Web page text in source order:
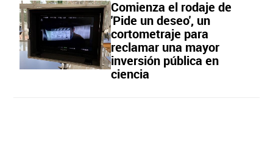
Comienza el rodaje de
'Pide un deseo', un
cortometraje para
reclamar una mayor
inversión pública en
ciencia